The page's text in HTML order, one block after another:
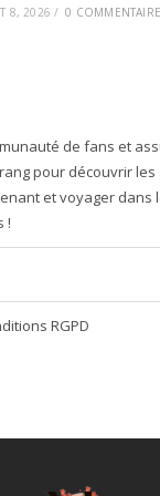
8, 2026 / 0 COMMENTAIRE
de fans et
pour découvrir les
et voyager dans
!
RGPD